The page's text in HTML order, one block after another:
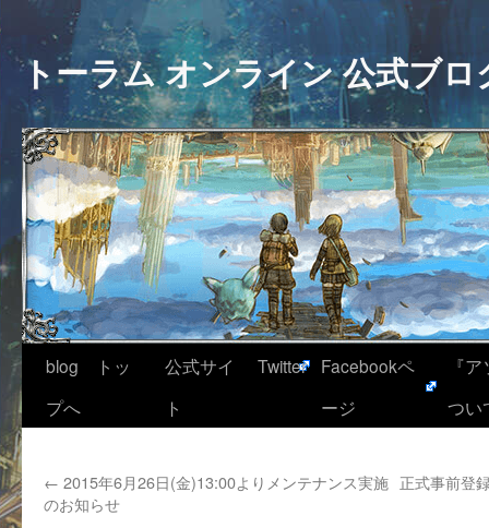
トーラム オンライン 公式ブロ
blog トッ
プへ
公式サイ
ト
Twitter
Facebookペ
ージ
『
つい
← 2015年6月26日(金)13:00よりメンテナンス実施
のお知らせ
正式事前登